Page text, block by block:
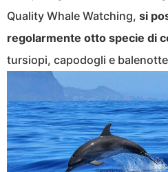
Quality Whale Watching, si
regolarmente otto specie di
tursiopi, capodogli e